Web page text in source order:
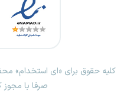
کلیه حقوق برای «ای استخدام»
صرفا با